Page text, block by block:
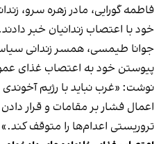
فاطمه گورایی، مادر زهره سرو،
خود با اعتصاب زندانیان خبر
جوانا طیمسی، همسر زندانی
پیوستن خود به اعتصاب غذای
نوشت: «غرب نباید با رژیم آخوندی
اعمال فشار بر مقامات و قرار
تروریستی اعدام‌ها را متوقف کند.»